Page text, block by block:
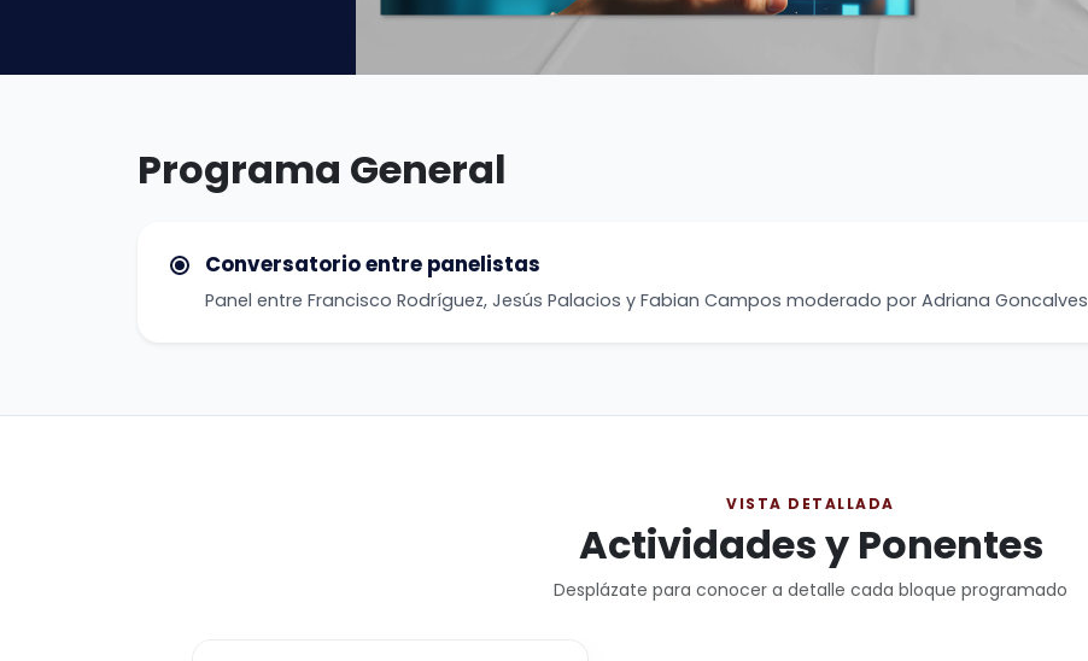
Programa General
Conversatorio entre panelistas
Panel entre Francisco Rodríguez, Jesús Palacios y Fabian Campos moderado por Adriana Goncalves
VISTA DETALLADA
Actividades y Ponentes
Desplázate para conocer a detalle cada bloque programado